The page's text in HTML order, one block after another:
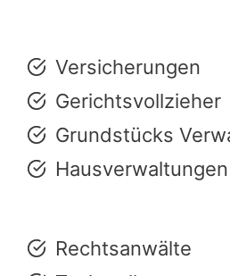
Versicherungen
Gerichtsvollzieher
Grundstücks
Hausverwaltungen
Rechtsanwälte